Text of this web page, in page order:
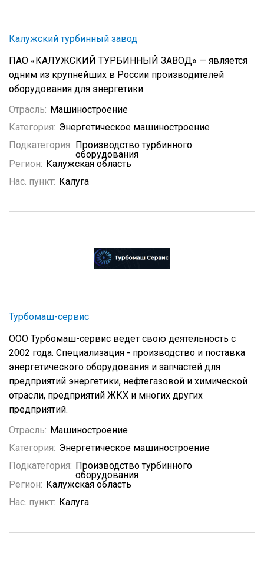
Калужский турбинный завод
ПАО «КАЛУЖСКИЙ ТУРБИННЫЙ ЗАВОД» — является
одним из крупнейших в России производителей
оборудования для энергетики.
Отрасль: Машиностроение
Категория: Энергетическое машиностроение
Подкатегория: Производство турбинного
оборудования
Регион: Калужская область
Нас. пункт: Калуга
Турбомаш-сервис
ООО Турбомаш-сервис ведет свою деятельность с
2002 года. Специализация - производство и поставка
энергетического оборудования и запчастей для
предприятий энергетики, нефтегазовой и химической
отрасли, предприятий ЖКХ и многих других
предприятий.
Отрасль: Машиностроение
Категория: Энергетическое машиностроение
Подкатегория: Производство турбинного
оборудования
Регион: Калужская область
Нас. пункт: Калуга